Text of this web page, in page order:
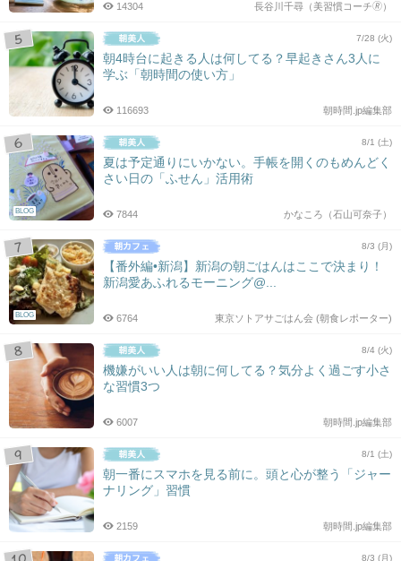
長谷川千尋（美習慣コーチ🄬）
14304
7/28 (火)
朝4時台に起きる人は何してる？早起きさん3人に
学ぶ「朝時間の使い方」
朝時間.jp編集部
116693
BLOG
8/1 (土)
夏は予定通りにいかない。手帳を開くのもめんどく
さい日の「ふせん」活用術
かなころ（石山可奈子）
7844
BLOG
8/3 (月)
【番外編•新潟】新潟の朝ごはんはここで決まり！
新潟愛あふれるモーニング@...
東京ソトアサごはん会 (朝食レポーター)
6764
8/4 (火)
機嫌がいい人は朝に何してる？気分よく過ごす小さ
な習慣3つ
朝時間.jp編集部
6007
8/1 (土)
朝一番にスマホを見る前に。頭と心が整う「ジャー
ナリング」習慣
朝時間.jp編集部
2159
8/3 (月)